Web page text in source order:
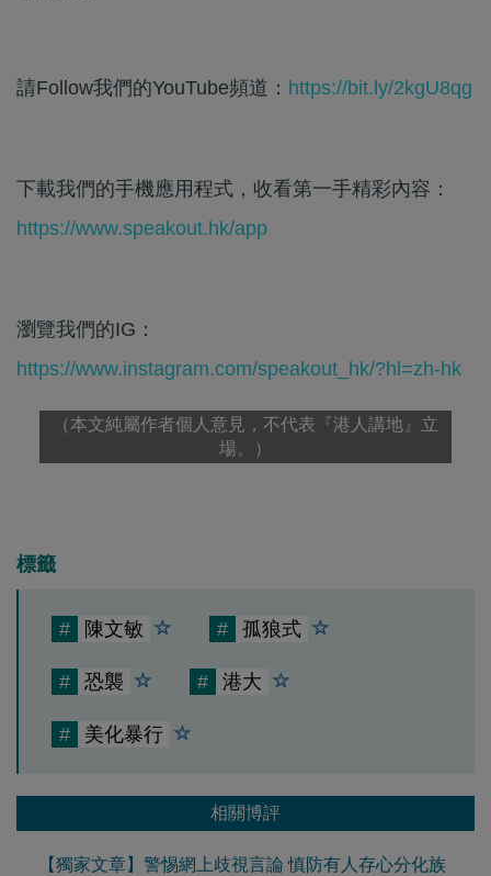
請Follow我們的YouTube頻道： https://bit.ly/2kgU8qg
下載我們的手機應用程式，收看第一手精彩內容：
https://www.speakout.hk/app
瀏覽我們的IG：
https://www.instagram.com/speakout_hk/?hl=zh-hk
（本文純屬作者個人意見，不代表『港人講地』立
場。）
標籤
# 陳文敏 # 孤狼式
# 恐襲 # 港大
# 美化暴行
相關博評
【獨家文章】警惕網上歧視言論 慎防有人存心分化族